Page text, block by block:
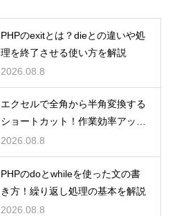
PHPのexitとは？dieとの違いや処
理を終了させる使い方を解説
2026.08.8
エクセルで全角から半角変換する
ショートカット！作業効率アップ
術
2026.08.8
PHPのdoとwhileを使った文の書
き方！繰り返し処理の基本を解説
2026.08.8